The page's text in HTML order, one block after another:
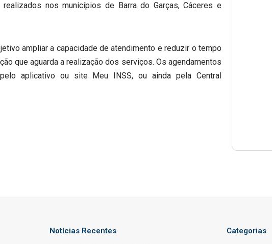
realizados nos municípios de Barra do Garças, Cáceres e
ampliar a capacidade de atendimento e reduzir o tempo
que aguarda a realização dos serviços. Os agendamentos
aplicativo ou site Meu INSS, ou ainda pela Central
Notícias Recentes Categorias